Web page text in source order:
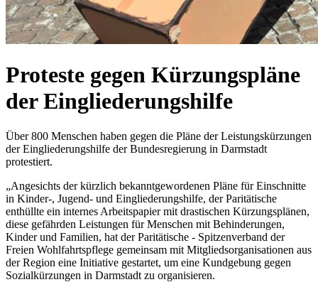
Proteste gegen Kürzungspläne
der Eingliederungshilfe
Über 800 Menschen haben gegen die Pläne der Leistungskürzungen
der Eingliederungshilfe der Bundesregierung in Darmstadt
protestiert.
„Angesichts der kürzlich bekanntgewordenen Pläne für Einschnitte
in Kinder-, Jugend- und Eingliederungshilfe, der Paritätische
enthüllte ein internes Arbeitspapier mit drastischen Kürzungsplänen,
diese gefährden Leistungen für Menschen mit Behinderungen,
Kinder und Familien, hat der Paritätische - Spitzenverband der
Freien Wohlfahrtspflege gemeinsam mit Mitgliedsorganisationen aus
der Region eine Initiative gestartet, um eine Kundgebung gegen
Sozialkürzungen in Darmstadt zu organisieren.